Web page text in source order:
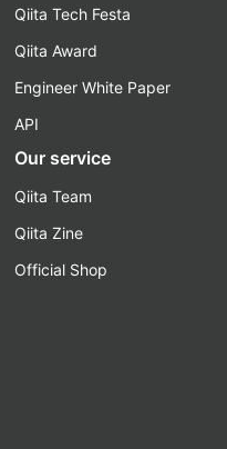
Qiita Tech Festa
Qiita Award
Engineer White Paper
API
Our service
Qiita Team
Qiita Zine
Official Shop